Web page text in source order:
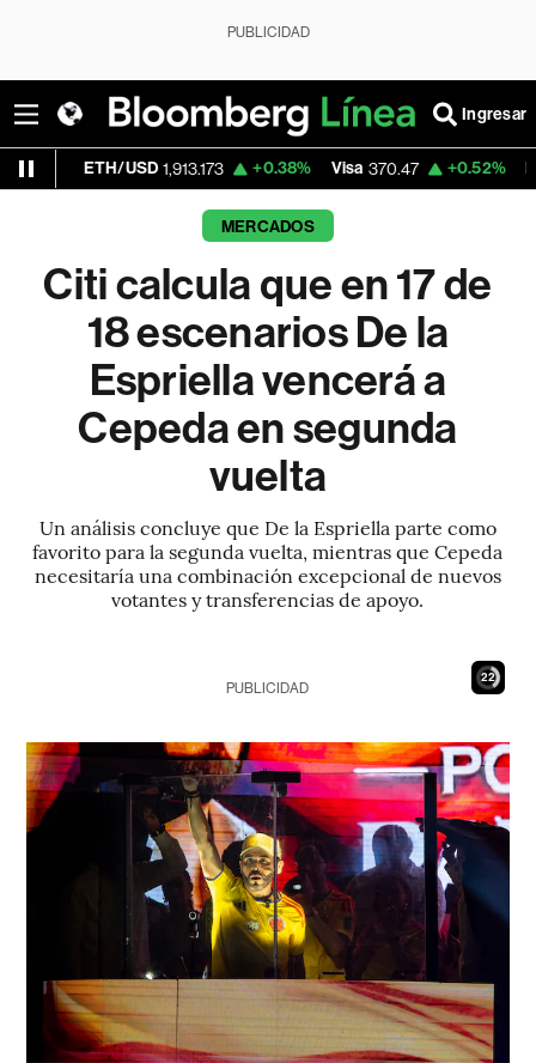
PUBLICIDAD
Ingresar
1,913.173 +0.38% Visa 370.47 +0.52% MercadoLibre
MERCADOS
Citi calcula que en 17 de
18 escenarios De la
Espriella vencerá a
Cepeda en segunda
vuelta
Un análisis concluye que De la Espriella parte como
favorito para la segunda vuelta, mientras que Cepeda
necesitaría una combinación excepcional de nuevos
votantes y transferencias de apoyo.
20
PUBLICIDAD